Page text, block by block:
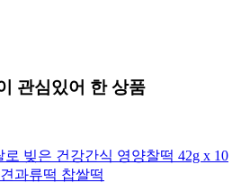
관심있어 한 상품
빚은 건강간식 영양찰떡 42g x 10
과류떡 찹쌀떡